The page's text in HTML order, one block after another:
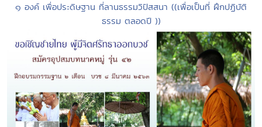
๑ องค์ เพื่อประดิษฐาน ที่ลานธรรมวิปัสสนา ((เพื่อเป็นที่ ฝึกปฏิบัติ
ธรรม ตลอดปี ))